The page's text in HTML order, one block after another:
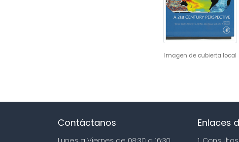
Imagen de cubierta local
Contáctanos Enlaces